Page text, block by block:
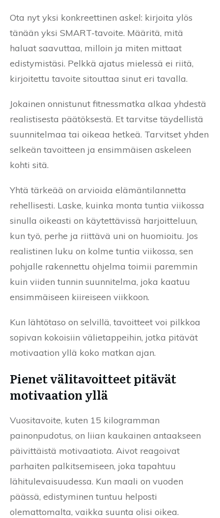
Ota nyt yksi konkreettinen askel: kirjoita ylös
tänään yksi SMART-tavoite. Määritä, mitä
haluat saavuttaa, milloin ja miten mittaat
edistymistäsi. Pelkkä ajatus mielessä ei riitä,
kirjoitettu tavoite sitouttaa sinut eri tavalla.
Jokainen onnistunut fitnessmatka alkaa yhdestä
realistisesta päätöksestä. Et tarvitse täydellistä
suunnitelmaa tai oikeaa hetkeä. Tarvitset yhden
selkeän tavoitteen ja ensimmäisen askeleen
kohti sitä.
Yhtä tärkeää on arvioida elämäntilannetta
rehellisesti. Laske, kuinka monta tuntia viikossa
sinulla oikeasti on käytettävissä harjoitteluun,
kun työ, perhe ja riittävä uni on huomioitu. Jos
realistinen luku on kolme tuntia viikossa, sen
pohjalle rakennettu ohjelma toimii paremmin
kuin viiden tunnin suunnitelma, joka kaatuu
ensimmäiseen kiireiseen viikkoon.
Kun lähtötaso on selvillä, tavoitteet voi pilkkoa
sopivan kokoisiin välietappeihin, jotka pitävät
motivaation yllä koko matkan ajan.
Pienet välitavoitteet pitävät
motivaation yllä
Vuositavoite, kuten 15 kilogramman
painonpudotus, on liian kaukainen antaakseen
päivittäistä motivaatiota. Aivot reagoivat
parhaiten palkitsemiseen, joka tapahtuu
lähitulevaisuudessa. Kun maali on vuoden
päässä, edistyminen tuntuu helposti
olemattomalta, vaikka suunta olisi oikea.